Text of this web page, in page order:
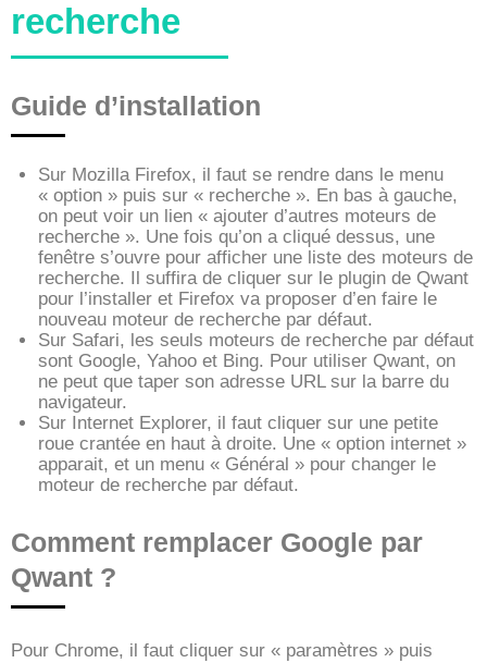
recherche
Guide d’installation
Sur Mozilla Firefox, il faut se rendre dans le menu
« option » puis sur « recherche ». En bas à gauche,
on peut voir un lien « ajouter d’autres moteurs de
recherche ». Une fois qu’on a cliqué dessus, une
fenêtre s’ouvre pour afficher une liste des moteurs de
recherche. Il suffira de cliquer sur le plugin de Qwant
pour l’installer et Firefox va proposer d’en faire le
nouveau moteur de recherche par défaut.
Sur Safari, les seuls moteurs de recherche par défaut
sont Google, Yahoo et Bing. Pour utiliser Qwant, on
ne peut que taper son adresse URL sur la barre du
navigateur.
Sur Internet Explorer, il faut cliquer sur une petite
roue crantée en haut à droite. Une « option internet »
apparait, et un menu « Général » pour changer le
moteur de recherche par défaut.
Comment remplacer Google par
Qwant ?
Pour Chrome, il faut cliquer sur « paramètres » puis